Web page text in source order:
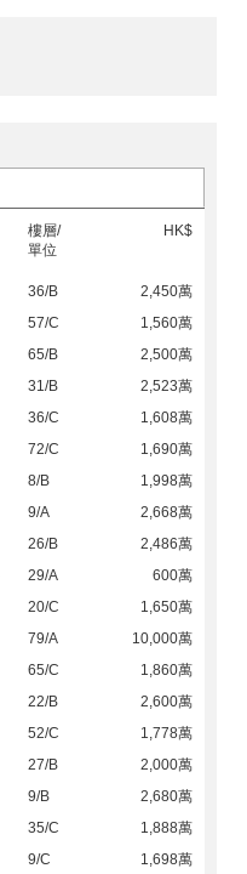
樓層/
單位
HK$
36/B
2,450萬
57/C
1,560萬
65/B
2,500萬
31/B
2,523萬
36/C
1,608萬
72/C
1,690萬
8/B
1,998萬
9/A
2,668萬
26/B
2,486萬
29/A
600萬
20/C
1,650萬
79/A
10,000萬
65/C
1,860萬
22/B
2,600萬
52/C
1,778萬
27/B
2,000萬
9/B
2,680萬
35/C
1,888萬
9/C 1,698萬